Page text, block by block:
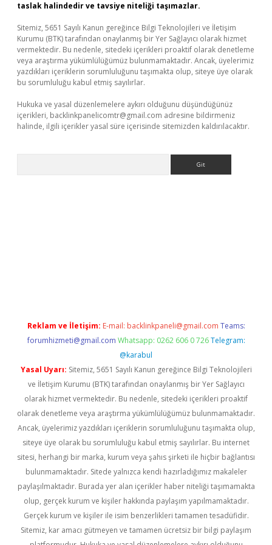
taslak halindedir ve tavsiye niteliği taşımazlar.
Sitemiz, 5651 Sayılı Kanun gereğince Bilgi Teknolojileri ve İletişim
Kurumu (BTK) tarafından onaylanmış bir Yer Sağlayıcı olarak hizmet
vermektedir. Bu nedenle, sitedeki içerikleri proaktif olarak denetleme
veya araştırma yükümlülüğümüz bulunmamaktadır. Ancak, üyelerimiz
yazdıkları içeriklerin sorumluluğunu taşımakta olup, siteye üye olarak
bu sorumluluğu kabul etmiş sayılırlar.
Hukuka ve yasal düzenlemelere aykırı olduğunu düşündüğünüz
içerikleri, backlinkpanelicomtr@gmail.com adresine bildirmeniz
halinde, ilgili içerikler yasal süre içerisinde sitemizden kaldırılacaktır.
Reklam ve İletişim: E-mail: backlinkpaneli@gmail.com Teams:
forumhizmeti@gmail.com Whatsapp: 0262 606 0 726 Telegram:
@karabul
Yasal Uyarı: Sitemiz, 5651 Sayılı Kanun gereğince Bilgi Teknolojileri
ve İletişim Kurumu (BTK) tarafından onaylanmış bir Yer Sağlayıcı
olarak hizmet vermektedir. Bu nedenle, sitedeki içerikleri proaktif
olarak denetleme veya araştırma yükümlülüğümüz bulunmamaktadır.
Ancak, üyelerimiz yazdıkları içeriklerin sorumluluğunu taşımakta olup,
siteye üye olarak bu sorumluluğu kabul etmiş sayılırlar. Bu internet
sitesi, herhangi bir marka, kurum veya şahıs şirketi ile hiçbir bağlantısı
bulunmamaktadır. Sitede yalnızca kendi hazırladığımız makaleler
paylaşılmaktadır. Burada yer alan içerikler haber niteliği taşımamakta
olup, gerçek kurum ve kişiler hakkında paylaşım yapılmamaktadır.
Gerçek kurum ve kişiler ile isim benzerlikleri tamamen tesadüfidir.
Sitemiz, kar amacı gütmeyen ve tamamen ücretsiz bir bilgi paylaşım